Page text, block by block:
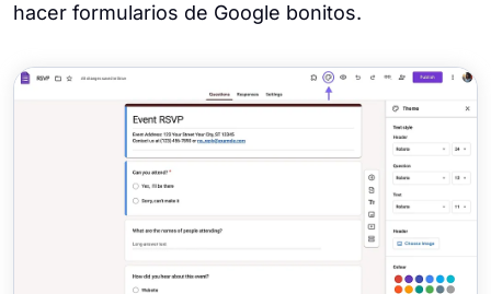
hacer formularios de Google bonitos.